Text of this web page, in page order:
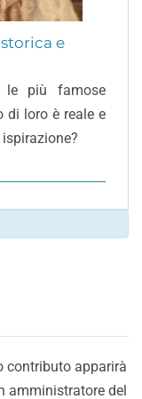
e
le più famose
di loro è reale e
contributo apparirà
amministratore del